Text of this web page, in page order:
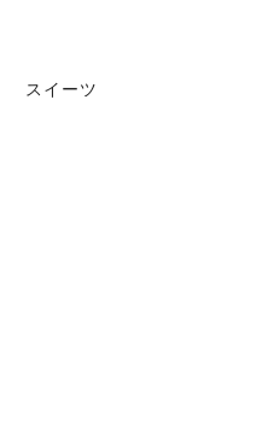
スイーツ